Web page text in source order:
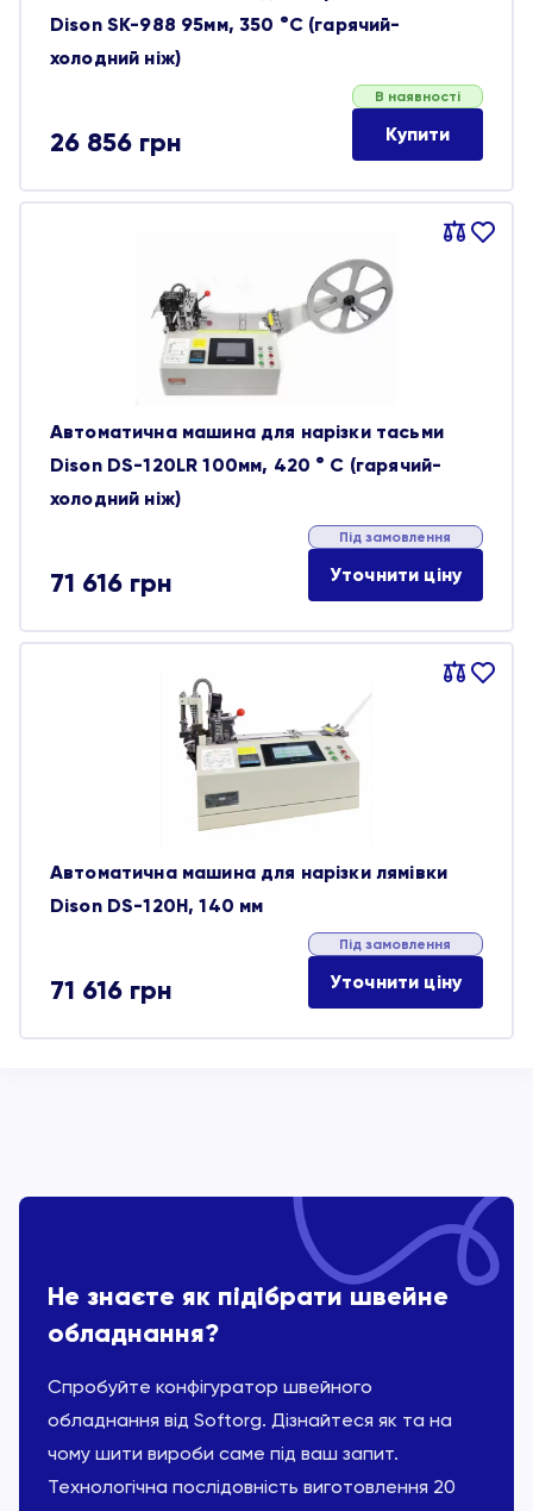
Dison SK-988 95мм, 350 °C (гарячий-
холодний ніж)
26 856 грн
В наявності
Купити
Порівняти
В
Автоматична машина для нарізки тасьми
Dison DS-120LR 100мм, 420 ° C (гарячий-
холодний ніж)
71 616 грн
Під замовлення
Уточнити ціну
Порівняти
В
Автоматична машина для нарізки лямівки
Dison DS-120H, 140 мм
71 616 грн
Під замовлення
Уточнити ціну
Не знаєте як підібрати швейне
обладнання?
Спробуйте конфігуратор швейного
обладнання від Softorg. Дізнайтеся як та на
чому шити вироби саме під ваш запит.
Технологічна послідовність виготовлення 20